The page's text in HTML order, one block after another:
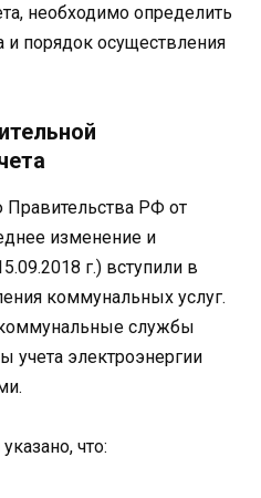
необходимо определить
и порядок осуществления
РФ от
изменение и
г.) вступили в
коммунальных услуг.
коммунальные службы
учета электроэнергии
что: